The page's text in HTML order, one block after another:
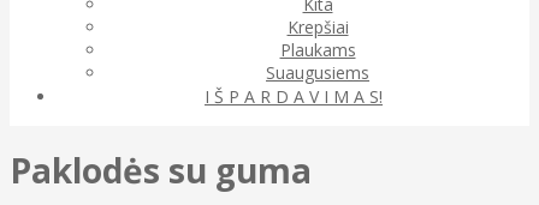
Krepšiai
Plaukams
Suaugusiems
I Š P A R D A V I M A S!
Paklodės su guma